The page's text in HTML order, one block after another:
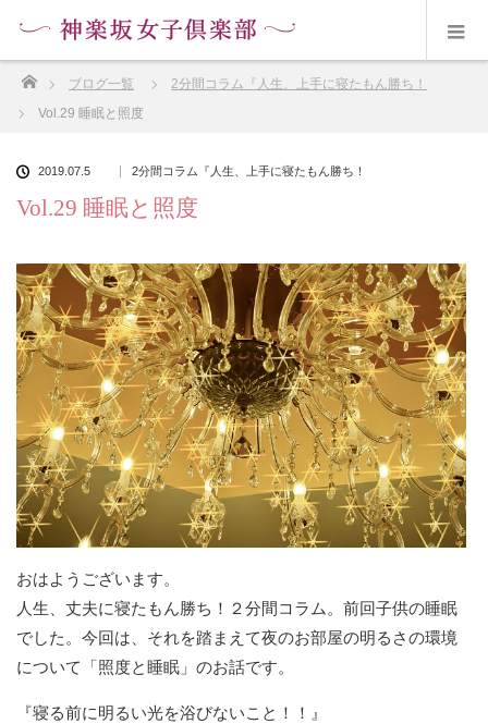
ブログ一覧
2分間コラム『人生、上手に寝たもん勝ち！
Vol.29 睡眠と照度
2019.07.5 2分間コラム『人生、上手に寝たもん勝ち！
Vol.29 睡眠と照度
おはようございます。
人生、丈夫に寝たもん勝ち！２分間コラム。前回子供の睡眠
でした。今回は、それを踏まえて夜のお部屋の明るさの環境
について「照度と睡眠」のお話です。
『寝る前に明るい光を浴びないこと！！』